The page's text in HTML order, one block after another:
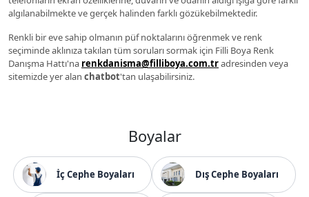
algılanabilmekte ve gerçek halinden farklı gözükebilmektedir.
Renkli bir eve sahip olmanın püf noktalarını öğrenmek ve renk
seçiminde aklınıza takılan tüm soruları sormak için Filli Boya Renk
Danışma Hattı'na renkdanisma@filliboya.com.tradresinden veya
sitemizde yer alan chatbot'tan ulaşabilirsiniz.
Boyalar
İç Cephe Boyaları Dış Cephe Boyaları